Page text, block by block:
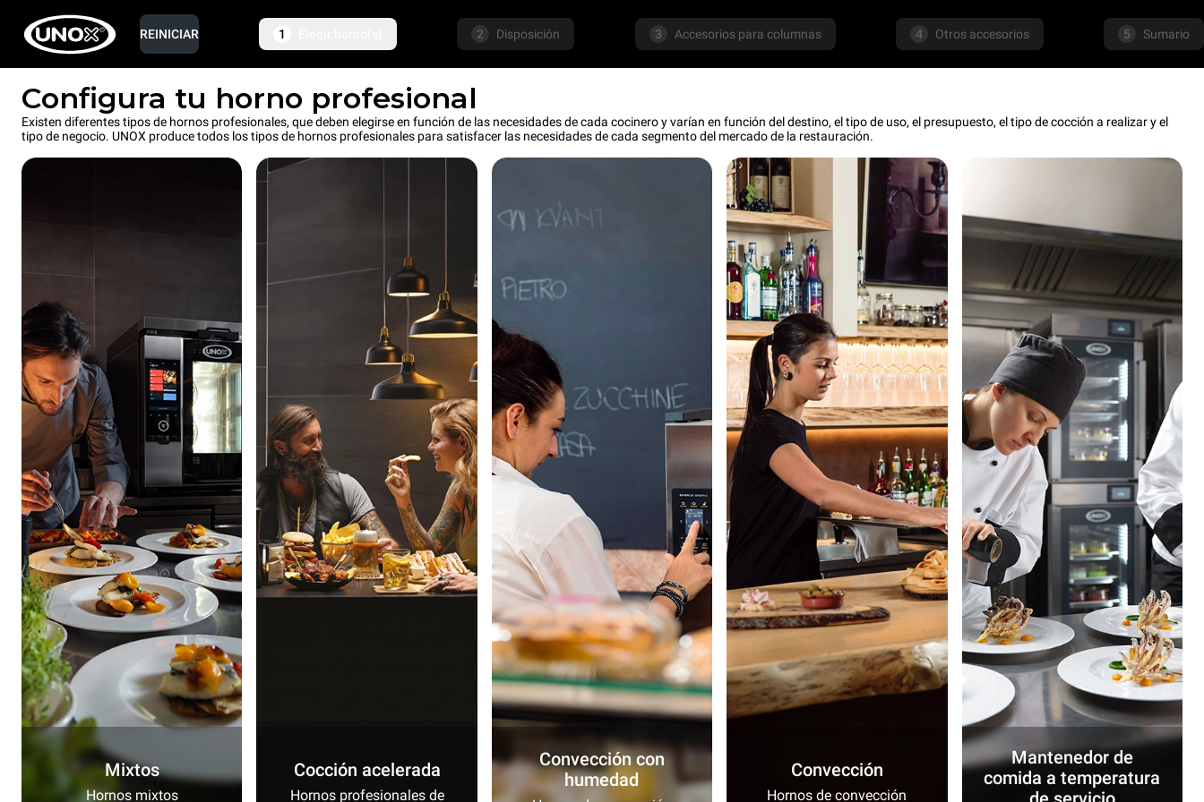
REINICIAR 1 2 Disposición 3 Accesorios para columnas 4 Otros accesorios 5 Sumario
Configura tu horno profesional
Existen diferentes tipos de hornos profesionales, que deben elegirse en función de las necesidades de cada cocinero y varían en función del destino, el tipo de uso, el presupuesto, el tipo de cocción a realizar y el
tipo de negocio. UNOX produce todos los tipos de hornos profesionales para satisfacer las necesidades de cada segmento del mercado de la restauración.
Mixtos
Hornos mixtos
Cocción acelerada
Hornos profesionales de
Convección con
humedad
Convección
Hornos de convección
Mantenedor de
comida a temperatura